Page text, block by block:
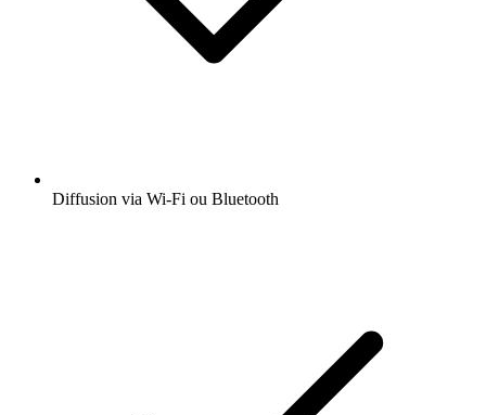
Diffusion via Wi-Fi ou Bluetooth